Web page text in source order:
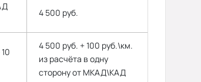
4 500 руб.
4 500 руб. + 100 руб.\км.
из расчёта в одну
сторону от МКАД\КАД